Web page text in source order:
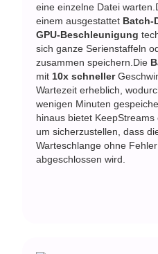
eine einzelne Datei
einem ausgestattet Batch-
GPU-Beschleunigung
sich ganze Serienstaffeln
zusammen speichern.Die
mit 10x schneller
Wartezeit erheblich,
wenigen Minuten
hinaus bietet
um sicherzustellen, dass
Warteschlange ohne
abgeschlossen wird.